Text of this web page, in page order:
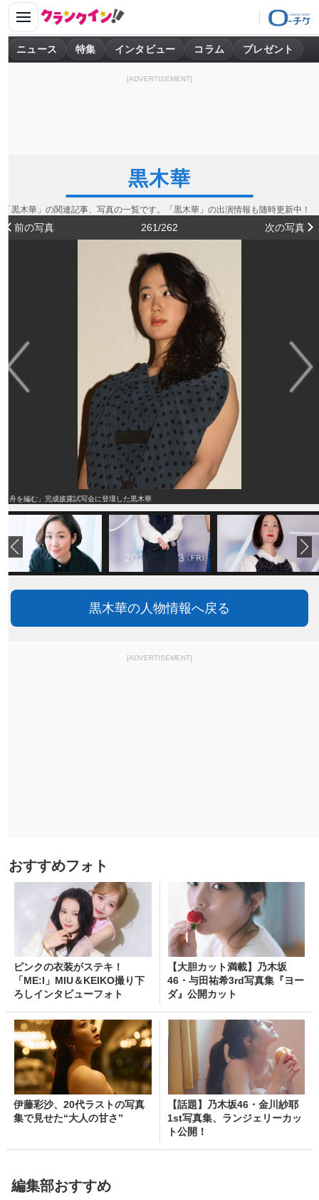
ニュース 特集 インタビュー コラム プレゼント
[ADVERTISEMENT]
黒木華
「黒木華」の関連記事、写真の一覧です。「黒木華」の出演情報も随時更新中！
前の写真 261/262 次の写真
「舟を編む」完成披露試写会に登壇した黒木華
黒木華の人物情報へ戻る
[ADVERTISEMENT]
おすすめフォト
ピンクの衣装がステキ！
「ME:I」MIU＆KEIKO撮り下
ろしインタビューフォト
【大胆カット満載】乃木坂
46・与田祐希3rd写真集『ヨー
ダ』公開カット
伊藤彩沙、20代ラストの写真
集で見せた“大人の甘さ”
【話題】乃木坂46・金川紗耶
1st写真集、ランジェリーカッ
ト公開！
編集部おすすめ